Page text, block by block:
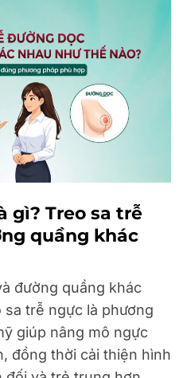
gì? Treo sa trễ
quầng khác
đường quầng khác
trễ ngực là phương
giúp nâng mô ngực
đồng thời cải thiện hình